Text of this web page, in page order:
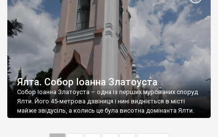
Ялта. Собор Іоанна Златоуста
Собор Іоанна Златоуста – одна із перших мурованих споруд
Ялти. Його 45-метрова дзвіниця і нині видніється в місті
майже звідусіль, а колись це була висотна домінанта Ялти.